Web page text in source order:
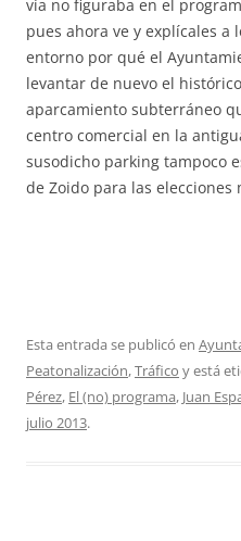
vía no figuraba en el
pues ahora ve y explícales a
entorno por qué el
levantar de nuevo el
aparcamiento subterráneo
centro comercial en la
susodicho parking tampoco
de Zoido para las elecciones
Esta entrada se publicó en
Peatonalización,Tráfico y está
Pérez, El (no) programa, Juan
julio 2013.